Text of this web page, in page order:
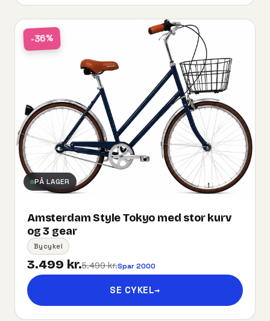
-36%
PÅ LAGER
Amsterdam Style Tokyo med stor kurv
og 3 gear
Bycykel
3.499 kr.5.499 kr.Spar 2000
SE CYKEL→